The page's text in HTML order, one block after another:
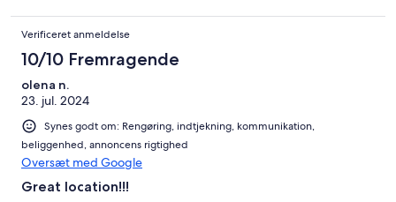
Verificeret anmeldelse
10/10 Fremragende
olena n.
23. jul. 2024
Synes godt om: Rengøring, indtjekning, kommunikation,
beliggenhed, annoncens rigtighed
Oversæt med Google
Great location!!!